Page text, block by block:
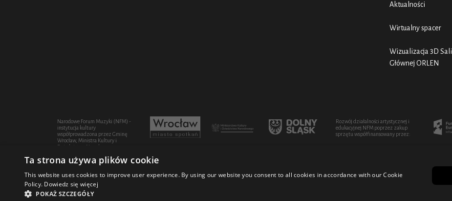
Aktualności
Wirtualny spacer
Wizualizacja 3D Sali
Głównej ORLEN
Narodowe Forum Muzyki (NFM) -
instytucja kultury
współprowadzona przez Gminę
Wrocław, Ministra Kultury i
Dziedzictwa Narodowego oraz
Rozwój działalności artystycznej i
edukacyjnej NFM poprzez zakup
sprzętu współfinansowany przez:
© 2021 Narodowe Forum Muzyki
Ta strona używa plików cookie
This website uses cookies to improve user experience. By using our website you consent to all cookies in accordance with our Cookie
Policy. Dowiedz się więcej
POKAŻ SZCZEGÓŁY